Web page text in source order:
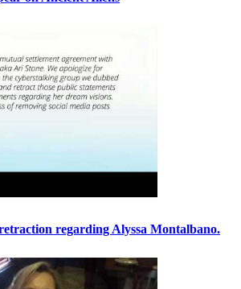
regarding Alyssa Montalbano.